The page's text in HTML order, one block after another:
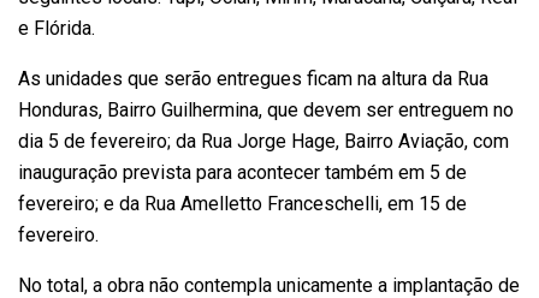
e Flórida.
As unidades que serão entregues ficam na altura da Rua
Honduras, Bairro Guilhermina, que devem ser entreguem no
dia 5 de fevereiro; da Rua Jorge Hage, Bairro Aviação, com
inauguração prevista para acontecer também em 5 de
fevereiro; e da Rua Amelletto Franceschelli, em 15 de
fevereiro.
No total, a obra não contempla unicamente a implantação de